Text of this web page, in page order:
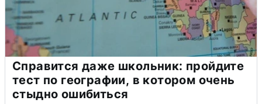
Справится даже школьник: пройдите
тест по географии, в котором очень
стыдно ошибиться